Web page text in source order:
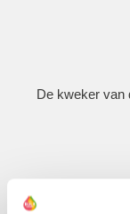
De kweker van